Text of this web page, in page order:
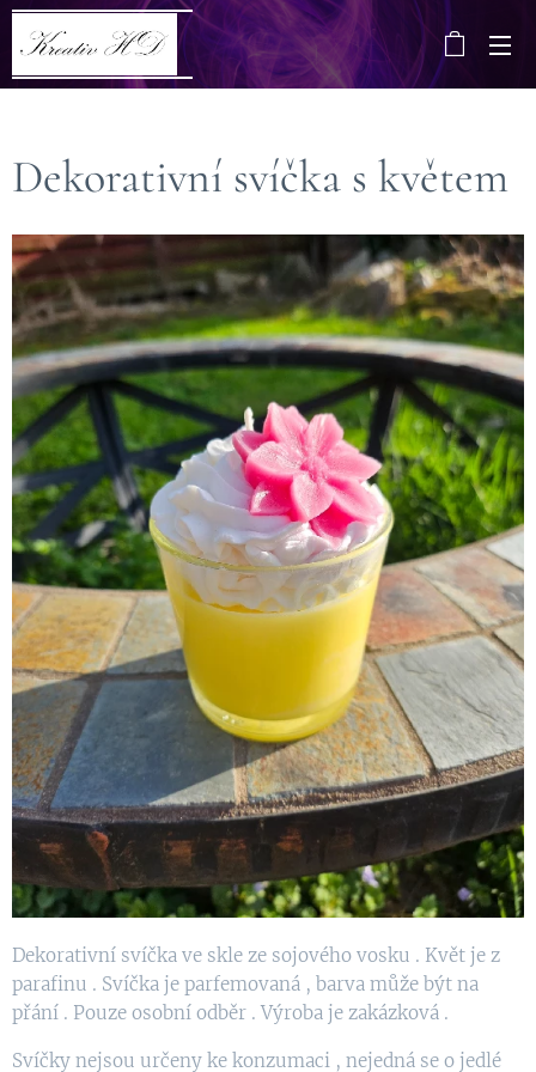
Dekorativní svíčka s květem
Dekorativní svíčka ve skle ze sojového vosku . Květ je z
parafinu . Svíčka je parfemovaná , barva může být na
přání . Pouze osobní odběr . Výroba je zakázková .
Svíčky nejsou určeny ke konzumaci , nejedná se o jedlé